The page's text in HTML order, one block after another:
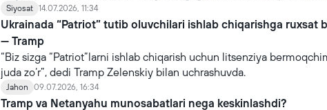
davom ettirish uchun "bahona" mavjud.
Siyosat 14.07.2026, 11:34
Ukrainada “Patriot” tutib oluvchilari ishlab chiqarishga ruxsat
— Tramp
“Biz sizga “Patriot”larni ishlab chiqarish uchun litsenziya
juda zo‘r”, dedi Tramp Zelenskiy bilan uchrashuvda.
Jahon 09.07.2026, 16:34
Tramp va Netanyahu munosabatlari nega keskinlashdi?